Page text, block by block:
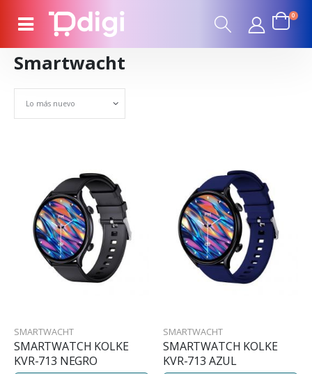
0
Smartwacht
SMARTWACHT
SMARTWATCH KOLKE
KVR-713 NEGRO
SMARTWACHT
SMARTWATCH KOLKE
KVR-713 AZUL